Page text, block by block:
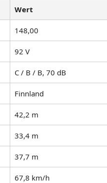
Wert
148,00
92 V
C / B / B, 70 dB
Finnland
42,2 m
33,4 m
37,7 m
67,8 km/h